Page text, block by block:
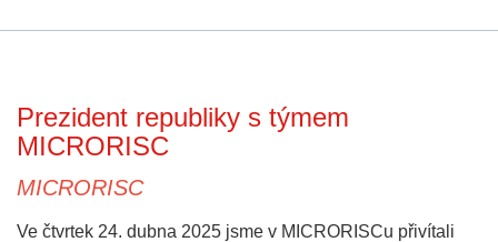
Prezident republiky s týmem
MICRORISC
MICRORISC
Ve čtvrtek 24. dubna 2025 jsme v MICRORISCu přivítali